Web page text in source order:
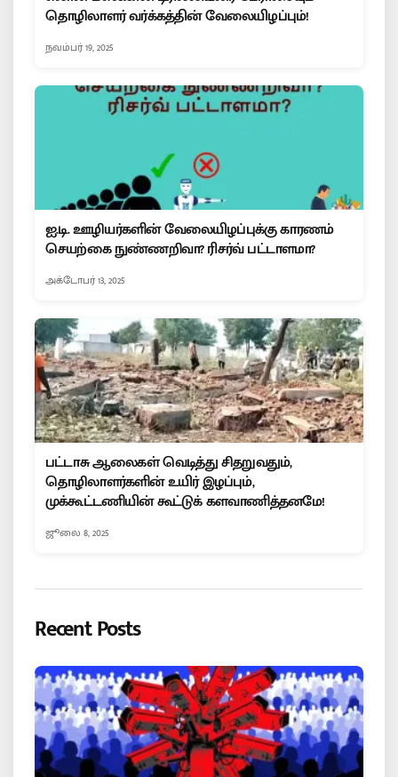
தொழிலாளர் வர்க்கத்தின் வேலையிழப்பும்!
நவம்பர் 19, 2025
ஐ.டி. ஊழியர்களின் வேலையிழப்புக்கு காரணம்
செயற்கை நுண்ணறிவா? ரிசர்வ் பட்டாளமா?
அக்டோபர் 13, 2025
பட்டாசு ஆலைகள் வெடித்து சிதறுவதும்,
தொழிலாளர்களின் உயிர் இழப்பும்,
முக்கூட்டணியின் கூட்டுக் களவாணித்தனமே!
ஜூலை 8, 2025
Recent Posts